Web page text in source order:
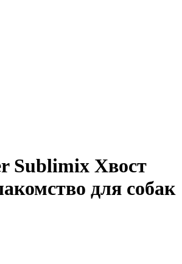
Sublimix Хвост
для собак